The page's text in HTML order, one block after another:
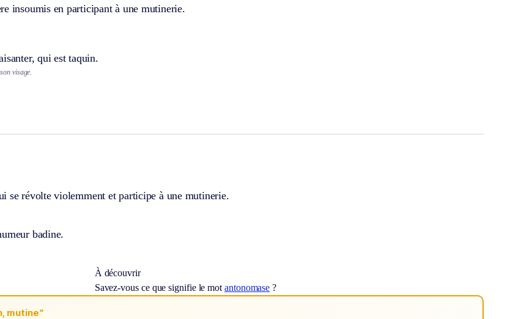
insoumis en participant à une mutinerie.
qui est taquin.
visage.
se révolte violemment et participe à une mutinerie.
badine.
À découvrir
Savez-vous ce que signifie le mot antonomase ?
mutine“